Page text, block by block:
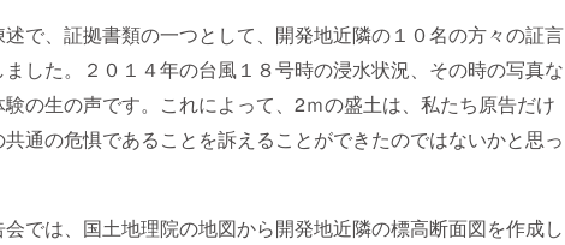
で、証拠書類の一つとして、開発地近隣の１０名の方々の証言
した。２０１４年の台風１８号時の浸水状況、その時の写真な
の生の声です。これによって、2ｍの盛土は、私たち原告だけ
通の危惧であることを訴えることができたのではないかと思っ
では、国土地理院の地図から開発地近隣の標高断面図を作成し